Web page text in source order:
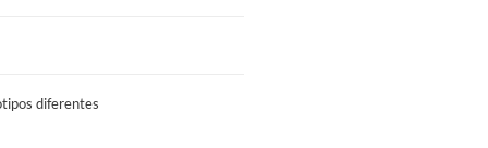
diferentes